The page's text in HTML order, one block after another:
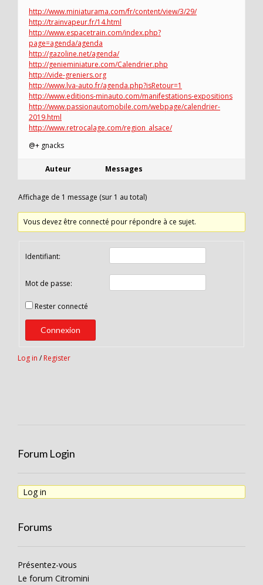
http://www.miniaturama.com/fr/content/view/3/29/
http://trainvapeur.fr/14.html
http://www.espacetrain.com/index.php?
page=agenda/agenda
http://gazoline.net/agenda/
http://genieminiature.com/Calendrier.php
http://vide-greniers.org
http://www.lva-auto.fr/agenda.php?isRetour=1
http://www.editions-minauto.com/manifestations-expositions
http://www.passionautomobile.com/webpage/calendrier-
2019.html
http://www.retrocalage.com/region_alsace/
@+ gnacks
Auteur Messages
Affichage de 1 message (sur 1 au total)
Vous devez être connecté pour répondre à ce sujet.
Identifiant:
Mot de passe:
Rester connecté
Connexion
Log in / Register
Forum Login
Log in
Forums
Présentez-vous
Le forum Citromini